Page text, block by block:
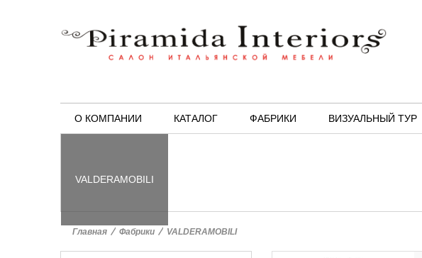
О КОМПАНИИ КАТАЛОГ ФАБРИКИ ВИЗУАЛЬНЫЙ ТУР
VALDERAMOBILI
Главная > Фабрики > VALDERAMOBILI